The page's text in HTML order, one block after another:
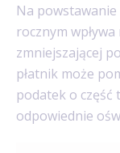
Na
rocznym
zmniejszającej
płatnik może
podatek o część
odpowiednie